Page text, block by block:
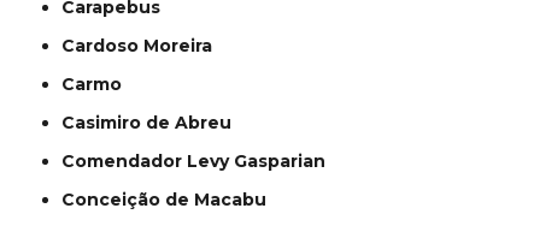
Carapebus
Cardoso Moreira
Carmo
Casimiro de Abreu
Comendador Levy Gasparian
Conceição de Macabu